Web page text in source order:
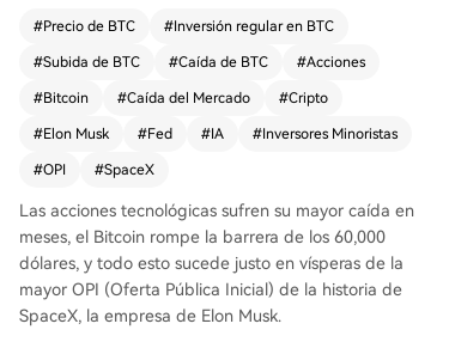
ando fuertes ventas en sectores de alta valoraci
dió un 7%, borrando todas las ganancias desde l
as elecciones de Trump. La caída sincronizada p
anea asignar hasta un 30% de las acciones a est
e segmento. Sin embargo, el efectivo disponible
en cuentas minoristas está en mínimos, por lo qu
e es probable que tengan que vender otros acti
vos, como acciones de Tesla, para financiar la co
mpra. Los expertos advierten que el mercado ac
tual está saturado de opciones especulativas (cri
#Precio de BTC #Inversión regular en BTC
#Subida de BTC #Caída de BTC #Acciones
#Bitcoin #Caída del Mercado #Cripto
#Elon Musk #Fed #IA #Inversores Minoristas
#OPI #SpaceX
Las acciones tecnológicas sufren su mayor caída en
meses, el Bitcoin rompe la barrera de los 60,000
dólares, y todo esto sucede justo en vísperas de la
mayor OPI (Oferta Pública Inicial) de la historia de
SpaceX, la empresa de Elon Musk.